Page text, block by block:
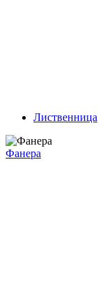
Лиственница
Фанера